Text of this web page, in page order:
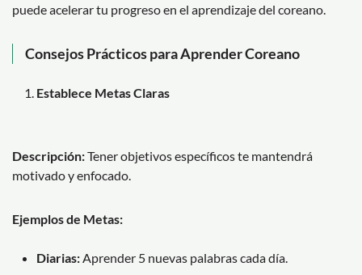
puede acelerar tu progreso en el aprendizaje del coreano.
Consejos Prácticos para Aprender Coreano
Establece Metas Claras
Descripción:Tener objetivos específicos te mantendrá
motivado y enfocado.
Ejemplos de Metas:
Diarias: Aprender 5 nuevas palabras cada día.